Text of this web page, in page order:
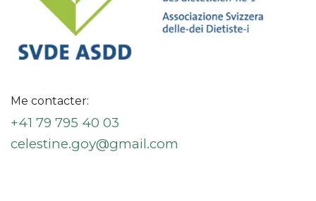
Me contacter:
+41 79 795 40 03
celestine.goy@gmail.com